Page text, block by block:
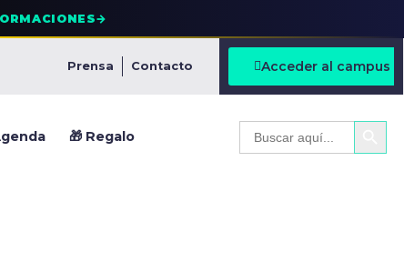
→
Prensa Contacto Acceder al campus
🎁 Regalo
Buscar: